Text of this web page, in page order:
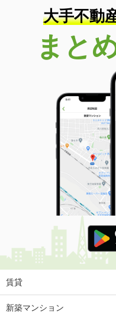
大手不動
まと
賃貸
新築マンション